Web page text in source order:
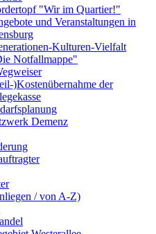
"Wir im Quartier!"
und Veranstaltungen in
Kulturen-Vielfalt
Notfallmappe"
)Kostenübernahme der
Demenz
/ von A-Z)